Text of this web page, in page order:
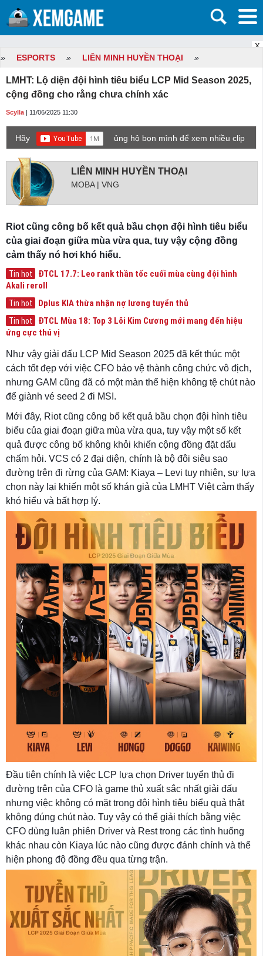
X
» ESPORTS » LIÊN MINH HUYỀN THOẠI »
LMHT: Lộ diện đội hình tiêu biểu LCP Mid Season 2025,
cộng đồng cho rằng chưa chính xác
Scylla | 11/06/2025 11:30
Hãy
ủng hộ bọn mình để xem nhiều clip
LIÊN MINH HUYỀN THOẠI
MOBA | VNG
Riot cũng công bố kết quả bầu chọn đội hình tiêu biểu
của giai đoạn giữa mùa vừa qua, tuy vậy cộng đồng
cảm thấy nó hơi khó hiểu.
Tin hot
ĐTCL 17.7: Leo rank thần tốc cuối mùa cùng đội hình
Akali reroll
Tin hot Dplus KIA thừa nhận nợ lương tuyển thủ
Tin hot
ĐTCL Mùa 18: Top 3 Lõi Kim Cương mới mang đến hiệu
ứng cực thú vị
Như vậy giải đấu LCP Mid Season 2025 đã kết thúc một
cách tốt đẹp với việc CFO bảo vệ thành công chức vô địch,
nhưng GAM cũng đã có một màn thể hiện không tệ chút nào
để giành vé seed 2 đi MSI.
Mới đây, Riot cũng công bố kết quả bầu chọn đội hình tiêu
biểu của giai đoạn giữa mùa vừa qua, tuy vậy một số kết
quả được công bố không khỏi khiến cộng đồng đặt dấu
chấm hỏi. VCS có 2 đại diện, chính là bộ đôi siêu sao
đường trên đi rừng của GAM: Kiaya – Levi tuy nhiên, sự lựa
chọn này lại khiến một số khán giả của LMHT Việt cảm thấy
khó hiểu và bất hợp lý.
Đầu tiên chính là việc LCP lựa chọn Driver tuyển thủ đi
đường trên của CFO là game thủ xuất sắc nhất giải đấu
nhưng việc không có mặt trong đội hình tiêu biểu quả thật
không đúng chút nào. Tuy vậy có thể giải thích bằng việc
CFO dùng luân phiên Driver và Rest trong các tình huống
khác nhau còn Kiaya lúc nào cũng được đánh chính và thể
hiện phong độ đồng đều qua từng trận.